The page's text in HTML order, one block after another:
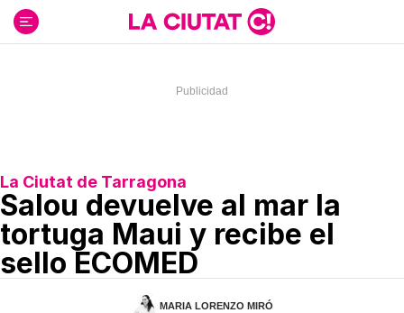
contenido
La Ciutat de Tarragona
Salou devuelve al mar la
tortuga Maui y recibe el
sello ECOMED
MARIA LORENZO MIRÓ